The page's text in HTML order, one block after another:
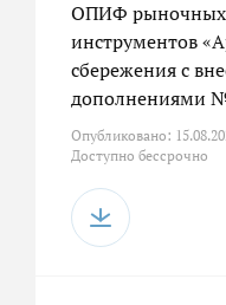
ОПИФ рыночных
инструментов
сбережения с
дополнениями
Опубликовано:
Доступно бессрочно